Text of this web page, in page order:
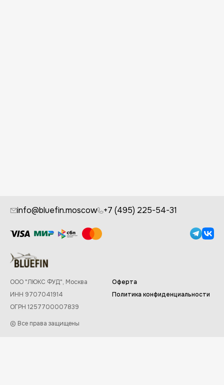
info@bluefin.moscow +7 (495) 225-54-31
ООО "ЛЮКС ФУД", Москва
ИНН 9707041914
ОГРН 1257700007839
© Все права защищены
Оферта
Политика конфиденциальности